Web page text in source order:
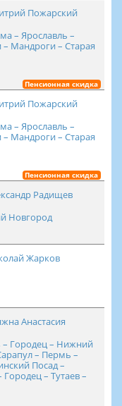
Пожарский
– Ярославль –
Мандроги – Старая
Пенсионная скидка
Пожарский
– Ярославль –
Мандроги – Старая
Пенсионная скидка
Радищев
Новгород
Жарков
Анастасия
Городец – Нижний
– Пермь –
Посад –
– Тутаев –